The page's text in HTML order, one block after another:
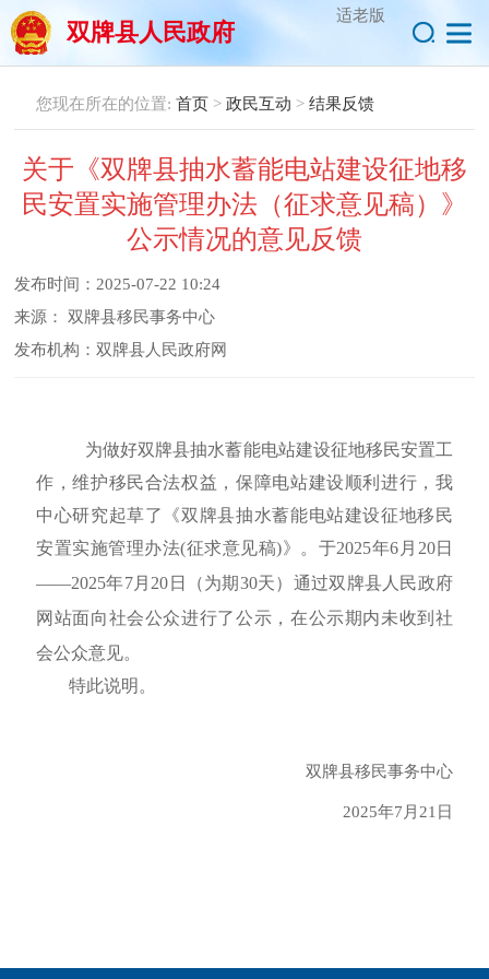
适老版
双牌县人民政府
您现在所在的位置: 首页 > 政民互动 > 结果反馈
关于《双牌县抽水蓄能电站建设征地移
民安置实施管理办法（征求意见稿）》
公示情况的意见反馈
发布时间： 2025-07-22 10:24
来源： 双牌县移民事务中心
发布机构： 双牌县人民政府网
为做好双牌县抽水蓄能电站建设征地移民安置工
作，维护移民合法权益，保障电站建设顺利进行 ，我
中心研究起草了
《双牌县抽水蓄能电站建设征地移民
安置实施管理办法(征求意见稿)》 。于2025年6 月 20日
——2025年7月 20 日（为期30天）通过双牌县人民政府
网站面向社会公众进行了公示，在公示期内未收到社
会公众意见。
特此说明。
双牌县移民事务中心
2025年7月21日